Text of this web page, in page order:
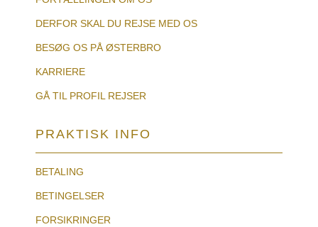
DERFOR SKAL DU REJSE MED OS
BESØG OS PÅ ØSTERBRO
KARRIERE
GÅ TIL PROFIL REJSER
PRAKTISK INFO
BETALING
BETINGELSER
FORSIKRINGER